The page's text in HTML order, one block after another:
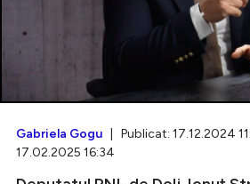
Intră în cont
Creează cont
Gabriela Gogu | Publicat: 17.12.2024
17.02.2025 16:34